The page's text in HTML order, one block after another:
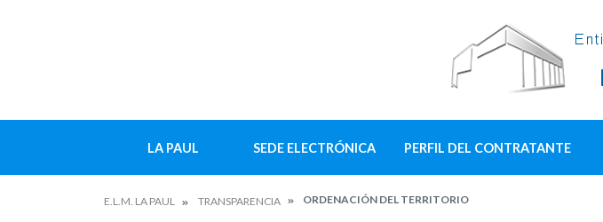
LA PAUL SEDE ELECTRÓNICA PERFIL DEL CONTRATANTE
E.L.M. LA PAUL TRANSPARENCIA ORDENACIÓN DEL TERRITORIO